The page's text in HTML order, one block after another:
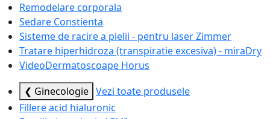
Remodelare corporala
Sedare Constienta
Sisteme de racire a pielii - pentru laser Zimmer
Tratare hiperhidroza (transpiratie excesiva) - miraDry
VideoDermatoscoape Horus
❮ Ginecologie Vezi toate produsele
Fillere acid hialuronic